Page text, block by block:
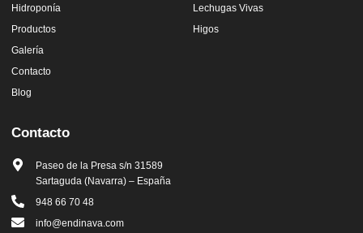
Hidroponía
Productos
Galería
Contacto
Blog
Lechugas Vivas
Higos
Contacto
Paseo de la Presa s/n 31589
Sartaguda (Navarra) – España
948 66 70 48
info@endinava.com